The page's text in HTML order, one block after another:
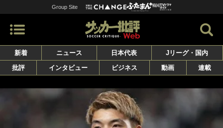
Group Site
新着 ニュース 日本代表
Jリーグ・国内
批評
インタビュー ビジネス 動画 連載